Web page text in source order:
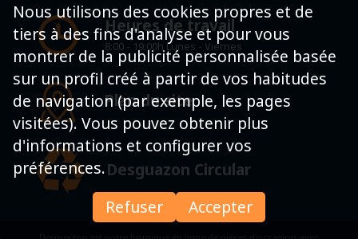
Heures de travail
8:00 - 19:00h Lunes - Viernes
Plan du site
Desguazon Circular
Nous utilisons des cookies propres et de
tiers à des fins d'analyse et pour vous
montrer de la publicité personnalisée basée
sur un profil créé à partir de vos habitudes
de navigation (par exemple, les pages
visitées). Vous pouvez obtenir plus
d'informations et configurer vos
préférences.
Refuser
Accepter